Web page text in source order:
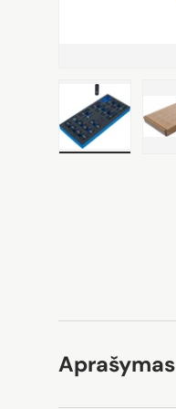
Aprašymas